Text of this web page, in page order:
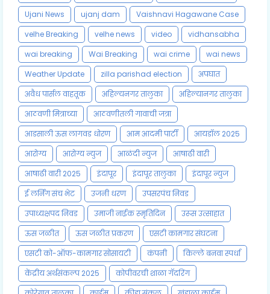
Ujani News
ujanj dam
Vaishnavi Hagawane Case
velhe Breaking
velhe news video
vidhansabha
wai breaking
Wai Breaking wai crime
wai news
Weather Update
zilla parishad election
अपघात
अवैध पार्सल वाहतूक
अहिल्यनगर तालुका
अहिल्यानगर तालुका
आठवणी मित्राच्या
आठवणीतली गावाची जत्रा
आडसाली ऊस लागवड धोरण
आम आदमी पार्टी
आयडॉल 2025
आरोग्य
आरोग्य न्युज आळंदी न्युज
आषाढी वारी
आषाढी वारी 2025
इंदापूर इंदापूर तालुका
इंदापूर न्युज
ई लर्निंग संच भेट
उजनी धरण
उपसरपंच निवड
उपाध्यक्षपद निवड
उमाजी नाईक स्मृतिदिन
उरूस उत्साहात
ऊस जळीत
ऊस जळीत प्रकरण
एसटी कामगार संघटना
एसटी को-ऑफ-कामगार सोसायटी
कंपनी
किल्ले बनवा स्पर्धा
केंद्रीय अर्थसंकल्प 2025
कोपीवरची शाळा गॅदरिंग